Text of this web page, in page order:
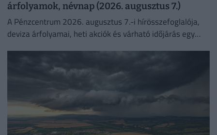
árfolyamok, névnap (2026. augusztus 7.)
A Pénzcentrum 2026. augusztus 7.-i hírösszefoglalója,
deviza árfolyamai, heti akciók és várható időjárás egy